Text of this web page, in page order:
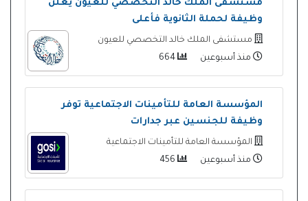
مستشفى الملك خالد التخصصي للعيون يعلن
وظيفة لحملة الثانوية فأعلى
مستشفى الملك خالد التخصصي للعيون
منذ أسبوعين
المؤسسة العامة للتأمينات الاجتماعية توفر
وظيفة للجنسين عبر جدارات
المؤسسة العامة للتأمينات الاجتماعية
منذ أسبوعين